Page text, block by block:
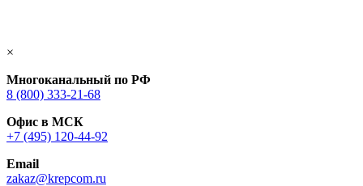
×
Многоканальный по РФ
8 (800) 333‑21-68
Офис в МСК
+7 (495) 120-44-92
Email
zakaz@krepcom.ru